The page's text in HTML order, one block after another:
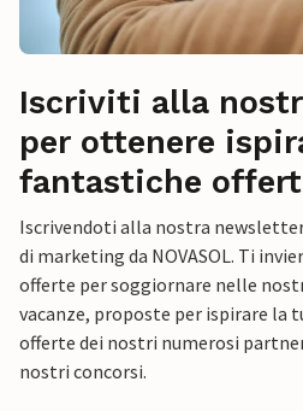
Iscriviti alla
per ottenere
fantastiche
Iscrivendoti alla nostra
di marketing da NOVASOL. Ti
offerte per soggiornare nelle
vacanze, proposte per ispirare la
offerte dei nostri numerosi
nostri concorsi.